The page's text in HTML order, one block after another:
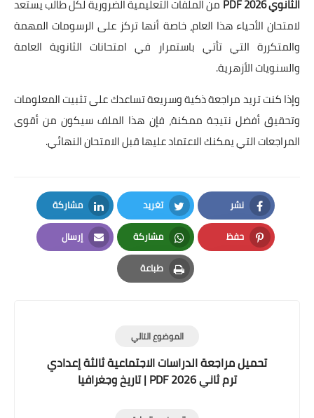
الثانوي 2026 PDF
من الملفات التعليمية الضرورية لكل طالب يستعد
لامتحان الأحياء هذا العام، خاصة أنها تركز على الرسومات المهمة
والمتكررة التي تأتي باستمرار في امتحانات الثانوية العامة
والسنويات الأزهرية.
وإذا كنت تريد مراجعة ذكية وسريعة تساعدك على تثبيت المعلومات
وتحقيق أفضل نتيجة ممكنة، فإن هذا الملف سيكون من أقوى
المراجعات التي يمكنك الاعتماد عليها قبل الامتحان النهائي.
نشر
Facebook
تغريد
Twitter
مشاركة
LinkedIn
حفظ
Pinterest
مشاركة
Whatsapp
إرسال
Email
طباعة
Print
الموضوع التالي
تحميل مراجعة الدراسات الاجتماعية ثالثة إعدادي
ترم ثاني 2026 PDF | تاريخ وجغرافيا